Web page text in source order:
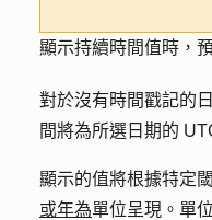
顯示持續時間值時，
對於沒有時間戳記的
間將為所選日期的
顯示的值將根據特定
或年為單位呈現。單